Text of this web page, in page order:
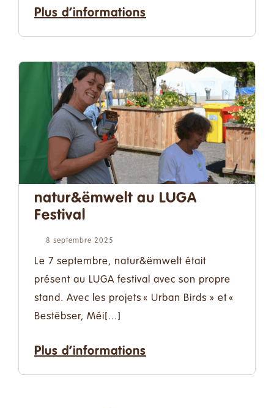
Plus d’informations
natur&ëmwelt au LUGA
Festival
8 septembre 2025
Le 7 septembre, natur&ëmwelt était
présent au LUGA festival avec son propre
stand. Avec les projets « Urban Birds » et «
Bestëbser, Méi[...]
Plus d’informations